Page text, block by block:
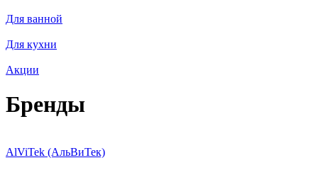
Для ванной
Для кухни
Акции
Бренды
AlViTek (АльВиТек)